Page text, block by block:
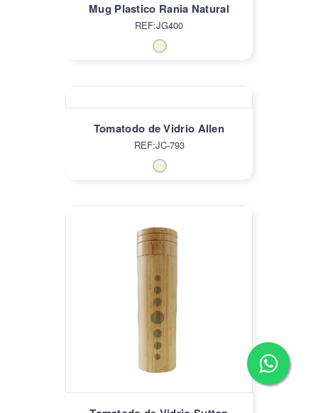
Mug Plastico Rania Natural
REF:JG400
Tomatodo de Vidrio Allen
REF:JC-793